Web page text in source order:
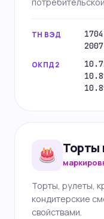
ТН ВЭД
ОКПД2
Торты
Торты, рулеты,
кондитерские
свойствами.